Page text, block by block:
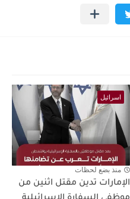
اسرائيل
منذ بضع لحظات
الإمارات تدين مقتل اثنين من